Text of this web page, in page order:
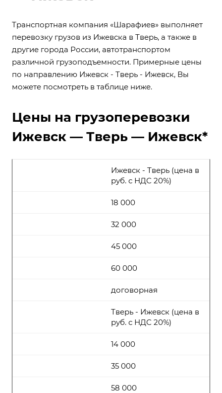
Транспортная компания «Шарафиев» выполняет
перевозку грузов из Ижевска в Тверь, а также в
другие города России, автотранспортом
различной грузоподъемности. Примерные цены
по направлению Ижевск - Тверь - Ижевск, Вы
можете посмотреть в таблице ниже.
Цены на грузоперевозки
Ижевск — Тверь — Ижевск*
Ижевск - Тверь (цена в
руб. с НДС 20%)
18 000
32 000
45 000
60 000
договорная
Тверь - Ижевск (цена в
руб. с НДС 20%)
14 000
35 000
58 000